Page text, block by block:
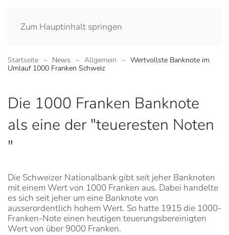
Zum Hauptinhalt springen
Startseite News Allgemein
Wertvollste Banknote im
Umlauf 1000 Franken Schweiz
Die 1000 Franken Banknote
als eine der "teueresten Noten
"
Die Schweizer Nationalbank gibt seit jeher Banknoten
mit einem Wert von 1000 Franken aus. Dabei handelte
es sich seit jeher um eine Banknote von
ausserordentlich hohem Wert. So hatte 1915 die 1000-
Franken-Note einen heutigen teuerungsbereinigten
Wert von über 9000 Franken.